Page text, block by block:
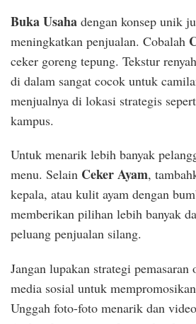
Buka Usaha dengan konsep unik
meningkatkan penjualan. Cobalah
ceker goreng tepung. Tekstur
di dalam sangat cocok untuk
menjualnya di lokasi strategis
kampus.
Untuk menarik lebih banyak
menu. Selain Ceker Ayam,
kepala, atau kulit ayam dengan
memberikan pilihan lebih banyak
peluang penjualan silang.
Jangan lupakan strategi
media sosial untuk
Unggah foto-foto menarik dan